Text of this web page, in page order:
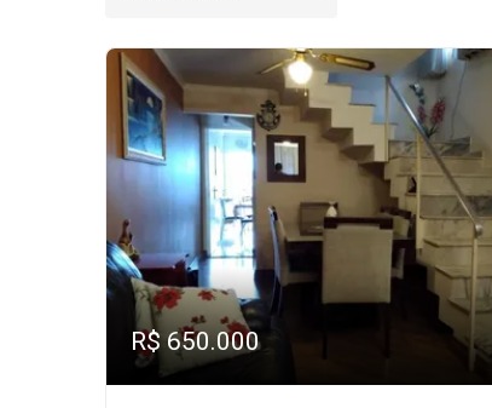
R$ 650.000